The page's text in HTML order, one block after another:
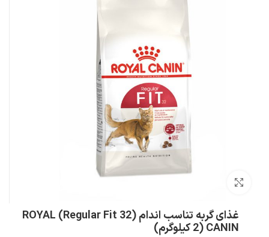
غذای گربه تناسب اندام (Regular Fit 32) ROYAL
CANIN (2 کیلوگرم)